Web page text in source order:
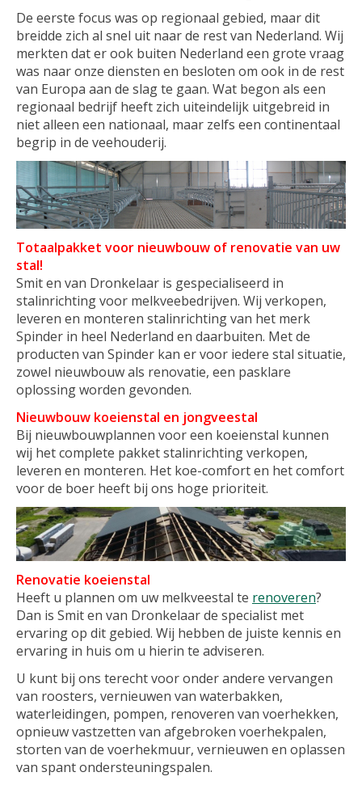
De eerste focus was op regionaal gebied, maar dit
breidde zich al snel uit naar de rest van Nederland. Wij
merkten dat er ook buiten Nederland een grote vraag
was naar onze diensten en besloten om ook in de rest
van Europa aan de slag te gaan. Wat begon als een
regionaal bedrijf heeft zich uiteindelijk uitgebreid in
niet alleen een nationaal, maar zelfs een continentaal
begrip in de veehouderij.
Totaalpakket voor nieuwbouw of renovatie van uw
stal!
Smit en van Dronkelaar is gespecialiseerd in
stalinrichting voor melkveebedrijven. Wij verkopen,
leveren en monteren stalinrichting van het merk
Spinder in heel Nederland en daarbuiten. Met de
producten van Spinder kan er voor iedere stal situatie,
zowel nieuwbouw als renovatie, een pasklare
oplossing worden gevonden.
Nieuwbouw koeienstal en jongveestal
Bij nieuwbouwplannen voor een koeienstal kunnen
wij het complete pakket stalinrichting verkopen,
leveren en monteren. Het koe-comfort en het comfort
voor de boer heeft bij ons hoge prioriteit.
Renovatie koeienstal
Heeft u plannen om uw melkveestal te renoveren?
Dan is Smit en van Dronkelaar de specialist met
ervaring op dit gebied. Wij hebben de juiste kennis en
ervaring in huis om u hierin te adviseren.
U kunt bij ons terecht voor onder andere vervangen
van roosters, vernieuwen van waterbakken,
waterleidingen, pompen, renoveren van voerhekken,
opnieuw vastzetten van afgebroken voerhekpalen,
storten van de voerhekmuur, vernieuwen en oplassen
van spant ondersteuningspalen.